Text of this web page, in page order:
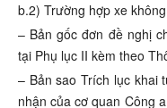
b.2) Trường hợp xe
– Bản gốc đơn đề nghị
tại Phụ lục II kèm theo
– Bản sao Trích lục khai
nhận của cơ quan Công